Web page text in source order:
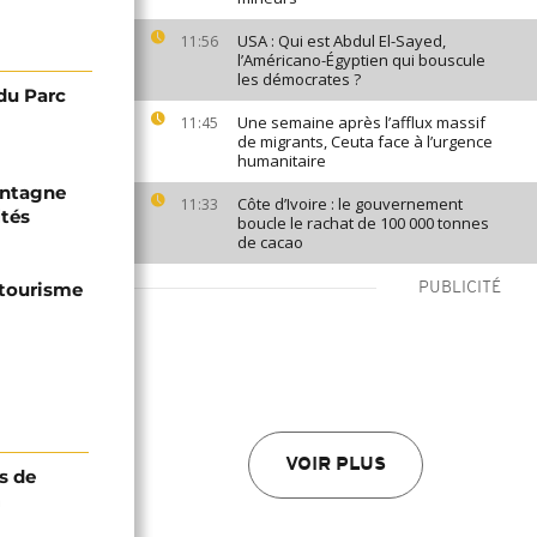
11:56
USA : Qui est Abdul El-Sayed,
l’Américano-Égyptien qui bouscule
les démocrates ?
11:45
Une semaine après l’afflux massif
de migrants, Ceuta face à l’urgence
humanitaire
11:33
Côte d’Ivoire : le gouvernement
boucle le rachat de 100 000 tonnes
de cacao
PUBLICITÉ
VOIR PLUS
Parc
de